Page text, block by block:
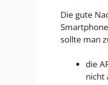
Die gute
sollte man
die
nicht